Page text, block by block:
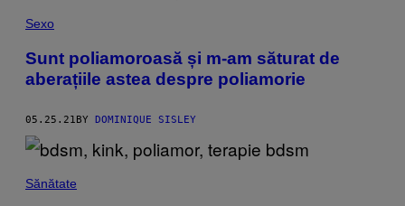
Sexo
Sunt poliamoroasă și m-am săturat de
aberațiile astea despre poliamorie
05.25.21 BY DOMINIQUE SISLEY
Sănătate